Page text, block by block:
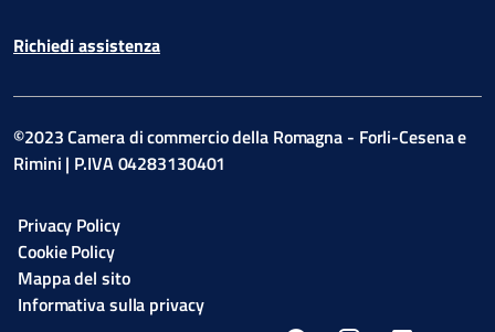
Richiedi assistenza
©2023 Camera di commercio della Romagna - Forli-Cesena e
Rimini | P.IVA 04283130401
Privacy Policy
Cookie Policy
Mappa del sito
Informativa sulla privacy